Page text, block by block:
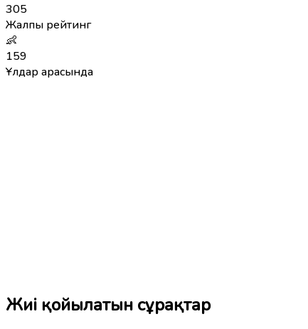
305
Жалпы рейтинг
👶
159
Ұлдар арасында
Жиі қойылатын сұрақтар